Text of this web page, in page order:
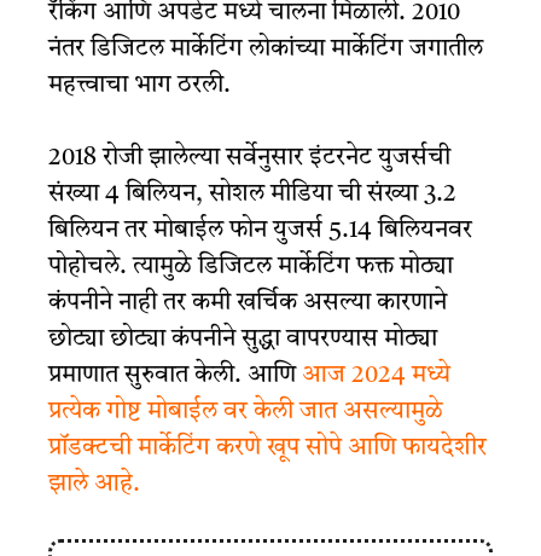
रँकिंग आणि अपडेट मध्ये चालना मिळाली. 2010
नंतर डिजिटल मार्केटिंग लोकांच्या मार्केटिंग जगातील
महत्त्वाचा भाग ठरली.
2018 रोजी झालेल्या सर्वेनुसार इंटरनेट युजर्सची
संख्या 4 बिलियन, सोशल मीडिया ची संख्या 3.2
बिलियन तर मोबाईल फोन युजर्स 5.14 बिलियनवर
पोहोचले. त्यामुळे डिजिटल मार्केटिंग फक्त मोठ्या
कंपनीने नाही तर कमी खर्चिक असल्या कारणाने
छोट्या छोट्या कंपनीने सुद्धा वापरण्यास मोठ्या
प्रमाणात सुरुवात केली. आणि आज 2024 मध्ये
प्रत्येक गोष्ट मोबाईल वर केली जात असल्यामुळे
प्रॉडक्टची मार्केटिंग करणे खूप सोपे आणि फायदेशीर
झाले आहे.